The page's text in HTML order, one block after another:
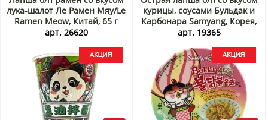
лука-шалот Ле Рамен Мяу/Le
Ramen Meow, Китай, 65 г
Акция
арт. 26620
курицы, соусами Бульдак и
Карбонара Samyang, Корея,
120 г Акция
арт. 19365